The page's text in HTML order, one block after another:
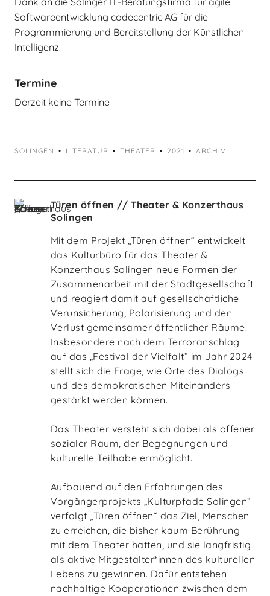
Softwareentwicklung codecentric AG für die
Programmierung und Bereitstellung der Künstlichen
Intelligenz.
Termine
Derzeit keine Termine
SOLINGEN LITERATUR THEATER 2021 ARCHIV
Türen öffnen // Theater & Konzerthaus
Solingen
Mit dem Projekt „Türen öffnen“ entwickelt
das Kulturbüro für das Theater &
Konzerthaus Solingen neue Formen der
Zusammenarbeit mit der Stadtgesellschaft
und reagiert damit auf gesellschaftliche
Verunsicherung, Polarisierung und den
Verlust gemeinsamer öffentlicher Räume.
Insbesondere nach dem Terroranschlag
auf das „Festival der Vielfalt“ im Jahr 2024
stellt sich die Frage, wie Orte des Dialogs
und des demokratischen Miteinanders
gestärkt werden können.
Das Theater versteht sich dabei als offener
sozialer Raum, der Begegnungen und
kulturelle Teilhabe ermöglicht.
Aufbauend auf den Erfahrungen des
Vorgängerprojekts „Kulturpfade Solingen“
verfolgt „Türen öffnen“ das Ziel, Menschen
zu erreichen, die bisher kaum Berührung
mit dem Theater hatten, und sie langfristig
als aktive Mitgestalter*innen des kulturellen
Lebens zu gewinnen. Dafür entstehen
nachhaltige Kooperationen zwischen dem